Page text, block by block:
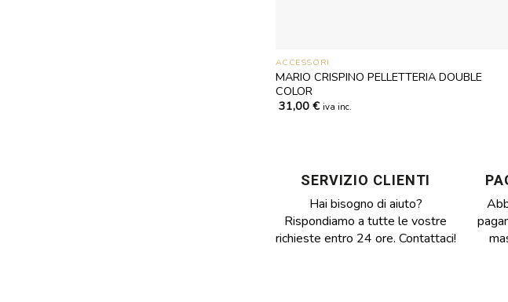
ACCESSORI
MARIO CRISPINO PELLETTERIA DOUBLE
COLOR
31,00€ iva inc.
SERVIZIO CLIENTI
Hai bisogno di aiuto?
Rispondiamo a tutte le vostre
richieste entro 24 ore. Contattaci!